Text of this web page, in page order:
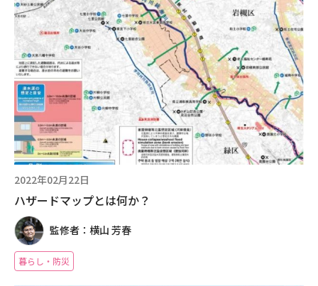
2022年02月22日
ハザードマップとは何か？
監修者：横山 芳春
暮らし・防災